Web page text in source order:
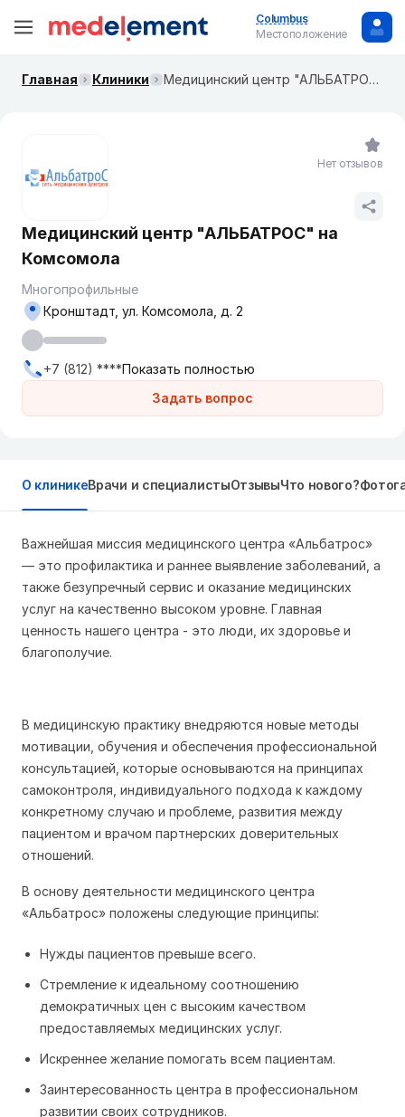
Columbus
Местоположение
Главная Клиники Медицинский центр "АЛЬБАТРОС" на Комсомола
Медицинский центр "АЛЬБАТРОС" на
Комсомола
Многопрофильные
Задать вопрос
Кронштадт, ул. Комсомола, д. 2
+7 (812) ****Показать полностью
Нет отзывов
О клиникеВрачи и специалистыОтзывыЧто нового?
Важнейшая миссия медицинского центра «Альбатрос»
— это профилактика и раннее выявление заболеваний, а
также безупречный сервис и оказание медицинских
услуг на качественно высоком уровне. Главная
ценность нашего центра - это люди, их здоровье и
благополучие.
В медицинскую практику внедряются новые методы
мотивации, обучения и обеспечения профессиональной
консультацией, которые основываются на принципах
самоконтроля, индивидуального подхода к каждому
конкретному случаю и проблеме, развития между
пациентом и врачом партнерских доверительных
отношений.
В основу деятельности медицинского центра
«Альбатрос» положены следующие принципы:
Нужды пациентов превыше всего.
Стремление к идеальному соотношению
демократичных цен с высоким качеством
предоставляемых медицинских услуг.
Искреннее желание помогать всем пациентам.
Заинтересованность центра в профессиональном
развитии своих сотрудников.